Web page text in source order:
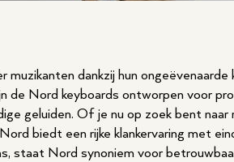
dankzij hun
de Nord keyboards ontworpen voor
geluiden. Of je nu op zoek bent naar
biedt een rijke klankervaring met
Nord synoniem voor